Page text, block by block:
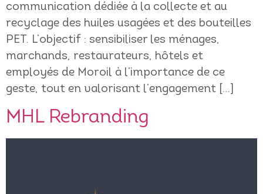
communication dédiée à la collecte et au
recyclage des huiles usagées et des bouteilles
PET. L’objectif : sensibiliser les ménages,
marchands, restaurateurs, hôtels et
employés de Moroil à l’importance de ce
geste, tout en valorisant l’engagement […]
MHL Rebranding